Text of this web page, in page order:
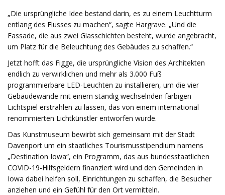
„Die ursprüngliche Idee bestand darin, es zu einem Leuchtturm
entlang des Flusses zu machen“, sagte Hargrave. „Und die
Fassade, die aus zwei Glasschichten besteht, wurde angebracht,
um Platz für die Beleuchtung des Gebäudes zu schaffen.“
Jetzt hofft das Figge, die ursprüngliche Vision des Architekten
endlich zu verwirklichen und mehr als 3.000 Fuß
programmierbare LED-Leuchten zu installieren, um die vier
Gebäudewände mit einem ständig wechselnden farbigen
Lichtspiel erstrahlen zu lassen, das von einem international
renommierten Lichtkünstler entworfen wurde.
Das Kunstmuseum bewirbt sich gemeinsam mit der Stadt
Davenport um ein staatliches Tourismusstipendium namens
„Destination Iowa“, ein Programm, das aus bundesstaatlichen
COVID-19-Hilfsgeldern finanziert wird und den Gemeinden in
Iowa dabei helfen soll, Einrichtungen zu schaffen, die Besucher
anziehen und ein Gefühl für den Ort vermitteln.